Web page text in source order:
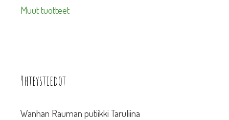
Muut tuotteet
Yhteystiedot
Wanhan Rauman putiikki Taruliina